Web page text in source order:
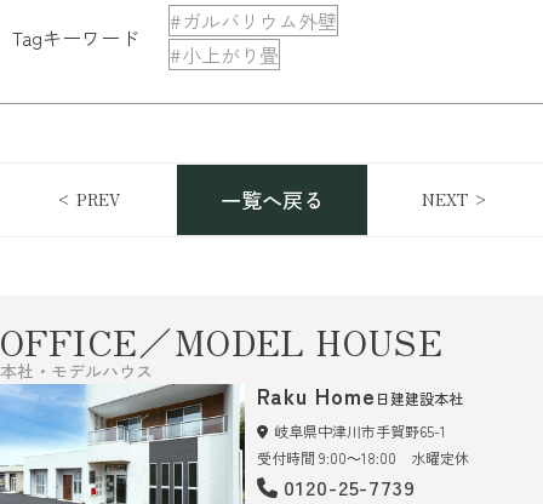
Tagキーワード
#ガルバリウム外壁
#小上がり畳
< PREV 一覧へ戻る NEXT >
OFFICE／MODEL HOUSE
本社・モデルハウス
Raku Home 日建建設本社
岐阜県中津川市手賀野65-1
受付時間 9:00～18:00 水曜定休
0120-25-7739